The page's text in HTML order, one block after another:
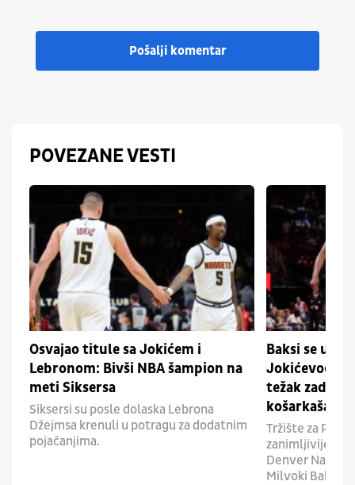
Pošalji komentar
POVEZANE VESTI
Osvajao titule sa Jokićem i
Lebronom: Bivši NBA šampion na
meti Siksersa
Siksersi su posle dolaska Lebrona
Džejmsa krenuli u potragu za dodatnim
pojačanjima.
Baksi se
Jokićevog
težak
košarkaša
Tržište za
zanimljivije, a
Denver
Milvoki Baksi.